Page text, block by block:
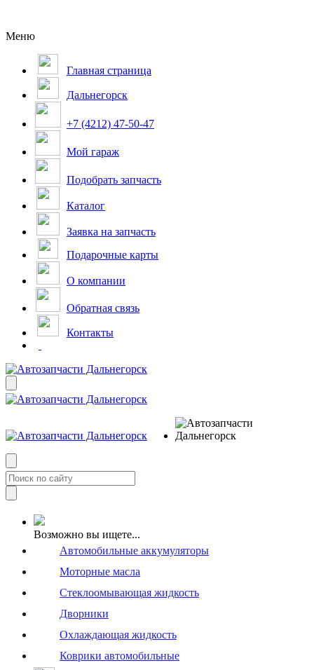
Меню
Главная страница
Дальнегорск
+7 (4212) 47-50-47
Мой гараж
Подобрать запчасть
Каталог
Заявка на запчасть
Подарочные карты
О компании
Обратная связь
Контакты
Возможно вы ищете...
Автомобильные аккумуляторы
Моторные масла
Стеклоомывающая жидкость
Дворники
Охлаждающая жидкость
Коврики автомобильные